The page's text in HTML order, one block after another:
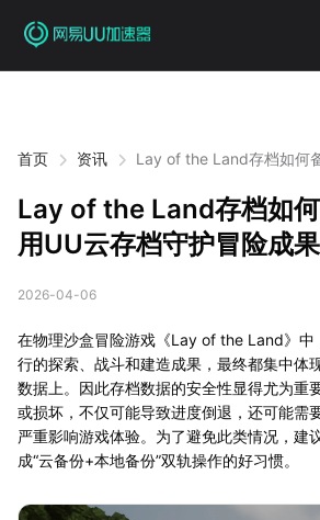
首页 资讯
Lay of the Land存档如何
Lay of the Land存档如何
用UU云存档守护冒险成果
2026-04-06
在物理沙盒冒险游戏《Lay of the Land》中
行的探索、战斗和建造成果，最终都集中体
数据上。因此存档数据的安全性显得尤为重
或损坏，不仅可能导致进度倒退，还可能需
严重影响游戏体验。为了避免此类情况，建
成“云备份+本地备份”双轨操作的好习惯。